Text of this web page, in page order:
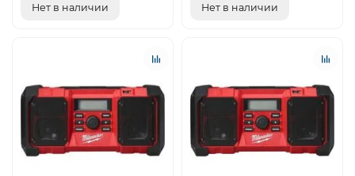
Нет в наличии Нет в наличии